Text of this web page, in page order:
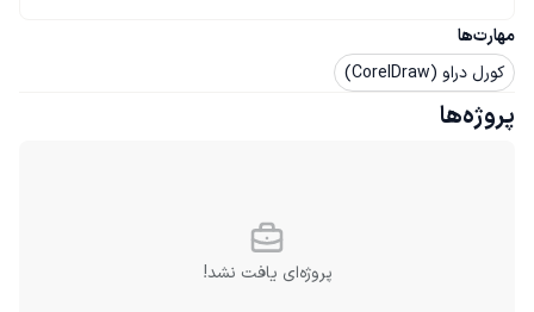
مهارت‌ها
کورل دراو (CorelDraw)
پروژه‌ها
پروژه‌ای یافت نشد!